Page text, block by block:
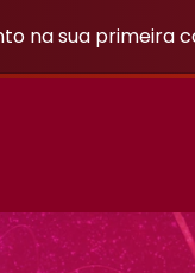
na sua primeira